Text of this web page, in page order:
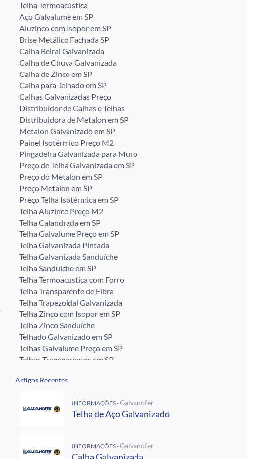
Telha Termoacústica
Aço Galvalume em SP
Aluzinco com Isopor em SP
Brise Metálico Fachada SP
Calha Beiral Galvanizada
Calha de Chuva Galvanizada
Calha de Zinco em SP
Calha para Telhado em SP
Calhas Galvanizadas Preço
Distribuidor de Calhas e Telhas
Distribuidora de Metalon em SP
Metalon Galvanizado em SP
Painel Isotérmico Preço M2
Pingadeira Galvanizada para Muro
Preço de Telha Galvanizada em SP
Preço do Metalon em SP
Preço Metalon em SP
Preço Telha Isotérmica em SP
Telha Aluzinco Preço M2
Telha Calandrada em SP
Telha Galvalume Preço em SP
Telha Galvanizada Pintada
Telha Galvanizada Sanduíche
Telha Sanduíche em SP
Telha Termoacustica com Forro
Telha Transparente de Fibra
Telha Trapezoidal Galvanizada
Telha Zinco com Isopor em SP
Telha Zinco Sanduíche
Telhado Galvanizado em SP
Telhas Galvalume Preço em SP
Telhas Transparentes em SP
Rufos para Telhado
Valor da Telha de Zinco
Pingadeira para Telhado
Telha Zipada
Artigos Recentes
INFORMAÇÕES -Galvanofer
Telha de Aço Galvanizado
INFORMAÇÕES -Galvanofer